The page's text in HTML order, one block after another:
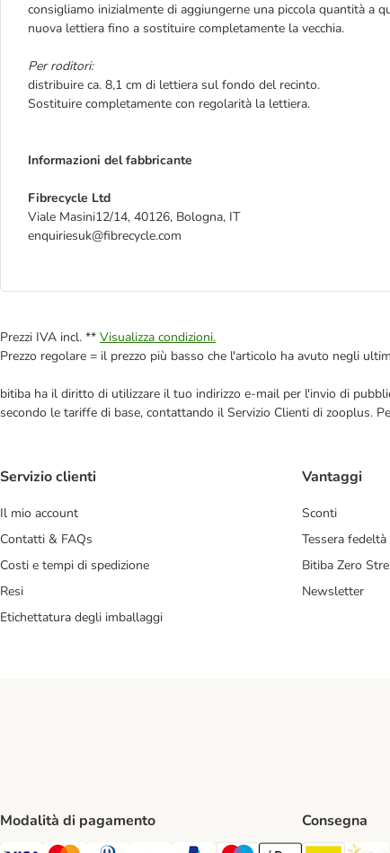
consigliamo inizialmente di aggiungerne una piccola quantità a
nuova lettiera fino a sostituire completamente la vecchia.
Per roditori:
distribuire ca. 8,1 cm di lettiera sul fondo del recinto.
Sostituire completamente con regolarità la lettiera.
Informazioni del fabbricante
Fibrecycle Ltd
Viale Masini12/14, 40126, Bologna, IT
enquiriesuk@fibrecycle.com
Prezzi IVA incl. ** Visualizza condizioni.
Prezzo regolare = il prezzo più basso che l'articolo ha avuto negli
bitiba ha il diritto di utilizzare il tuo indirizzo e-mail per l'invio di
secondo le tariffe di base, contattando il Servizio Clienti di zooplus.
Servizio clienti
Il mio account
Contatti & FAQs
Costi e tempi di spedizione
Resi
Etichettatura degli imballaggi
Vantaggi
Sconti
Tessera fedeltà
Bitiba Zero
Newsletter
Modalità di pagamento Consegna